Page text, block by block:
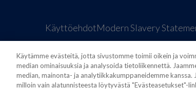
KäyttöehdotModern Slavery
Käytämme evästeitä, jotta sivustomme toimii oikein ja
median ominaisuuksia ja analysoida tietoliikennettä.
median, mainonta- ja analytiikkakumppaneidemme
milloin vain alatunnisteesta löytyvästä "Evästeasetukset"-